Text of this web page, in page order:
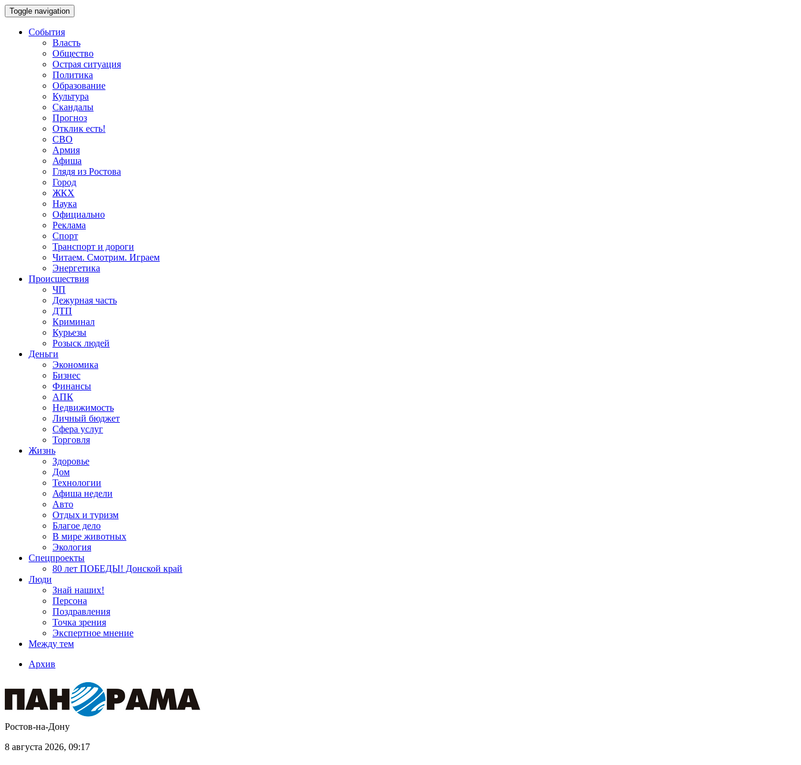
Toggle navigation
События
Власть
Общество
Острая ситуация
Политика
Образование
Культура
Скандалы
Прогноз
Отклик есть!
СВО
Армия
Афиша
Глядя из Ростова
Город
ЖКХ
Наука
Официально
Реклама
Спорт
Транспорт и дороги
Читаем. Смотрим. Играем
Энергетика
Происшествия
ЧП
Дежурная часть
ДТП
Криминал
Курьезы
Розыск людей
Деньги
Экономика
Бизнес
Финансы
АПК
Недвижимость
Личный бюджет
Сфера услуг
Торговля
Жизнь
Здоровье
Дом
Технологии
Афиша недели
Авто
Отдых и туризм
Благое дело
В мире животных
Экология
Спецпроекты
80 лет ПОБЕДЫ! Донской край
Люди
Знай наших!
Персона
Поздравления
Точка зрения
Экспертное мнение
Между тем
Архив
Ростов-на-Дону
8 августа 2026, 09:17